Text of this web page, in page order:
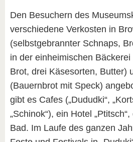
Den Besuchern des
verschiedene Verkosten in
(selbstgebrannter Schnaps,
in der einheimischen
Brot, drei Käsesorten, Butter)
(Bauernbrot mit Speck)
gibt es Cafes („Dududki“,
„Schinok“), ein Hotel
Bad. Im Laufe des ganzen